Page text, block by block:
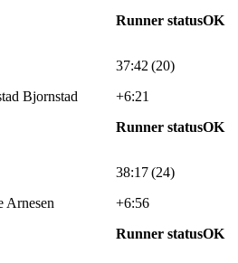
Runner statusOK
Bjornstad
37:42 (20)
+6:21
Runner statusOK
Arnesen
38:17 (24)
+6:56
Runner statusOK